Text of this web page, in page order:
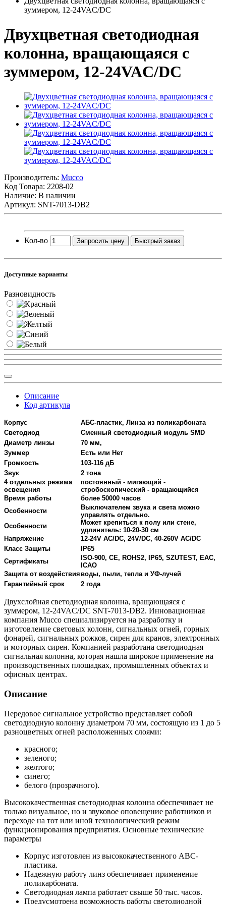
зуммером, 12-24VAC/DC
Двухцветная светодиодная
колонна, вращающаяся с
зуммером, 12-24VAC/DC
Производитель: Mucco
Код Товара: 2208-02
Наличие: В наличии
Артикул: SNT-7013-DB2
Кол-во Запросить цену Быстрый заказ
Доступные варианты
Разновидность
Описание
Код артикула
Корпус
АБС-пластик, Линза из поликарбоната
Светодиод
Сменный светодиодный модуль SMD
Диаметр линзы
70 мм,
Зуммер
Есть или Нет
Громкость
103-116 дБ
Звук
2 тона
4 отдельных режима
освещения
постоянный - мигающий -
стробоскопический - вращающийся
Время работы
более 50000 часов
Особенности
Выключателем звука и света можно
управлять отдельно.
Особенности
Может крепиться к полу или стене,
удлинитель: 10-20-30 см
Напряжение
12-24V AC/DC, 24V/DC, 40-260V AC/DC
Класс Защиты
IP65
Сертификаты
ISO-900, CE, ROHS2, IP65, SZUTEST, EAC,
ICAO
Защита от воздействияводы, пыли, тепла и УФ-лучей
Гарантийный срок
2 года
Двухслойная светодиодная колонна, вращающаяся с
зуммером, 12-24VAC/DC SNT-7013-DB2. Инновационная
компания Mucco специализируется на разработку и
изготовление световых колонн, сигнальных огней, горных
фонарей, сигнальных рожков, сирен для кранов, электронных
и моторных сирен. Компанией разработана светодиодная
сигнальная колонна, которая нашла широкое применение на
производственных площадках, промышленных объектах и
офисных центрах.
Описание
Передовое сигнальное устройство представляет собой
светодиодную колонну диаметром 70 мм, состоящую из 1 до 5
разноцветных огней расположенных слоями:
красного;
зеленого;
желтого;
синего;
белого (прозрачного).
Высококачественная светодиодная колонна обеспечивает не
только визуальное, но и звуковое оповещение работников и
переходе на тот или иной технологический режим
функционирования предприятия. Основные технические
параметры
Корпус изготовлен из высококачественного ABC-
пластика.
Надежную работу линз обеспечивает применение
поликарбоната.
Светодиодная лампа работает свыше 50 тыс. часов.
Предусмотрена возможность работы светодиодной